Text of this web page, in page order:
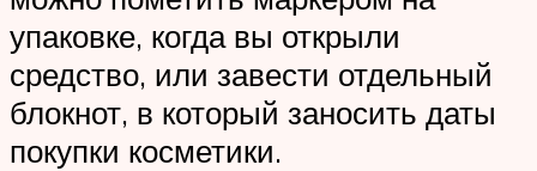
упаковке, когда вы открыли
средство, или завести отдельный
блокнот, в который заносить даты
покупки косметики.